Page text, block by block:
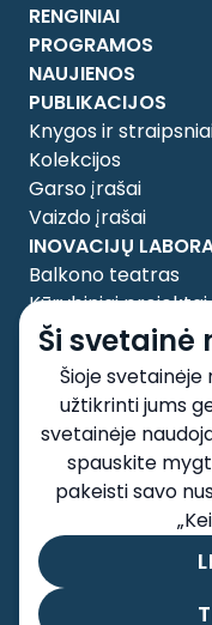
Ši
Šioje svetainėje
užtikrinti jums
svetainėje
spauskite
pakeisti savo
RENGINIAI
PROGRAMOS
NAUJIENOS
PUBLIKACIJOS
Knygos ir
Kolekcijos
Garso įrašai
Vaizdo įrašai
INOVACIJŲ
Balkono teatras
Kūrybiniai projektai
APIE MUS
Tyrėjai
Taryba
Kontaktai
Taisyklės ir sąlygos